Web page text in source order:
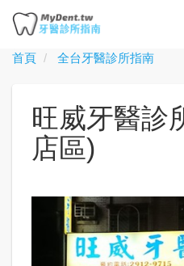
移
主首頁 全台牙醫診所指南
旺威牙醫診
店區)